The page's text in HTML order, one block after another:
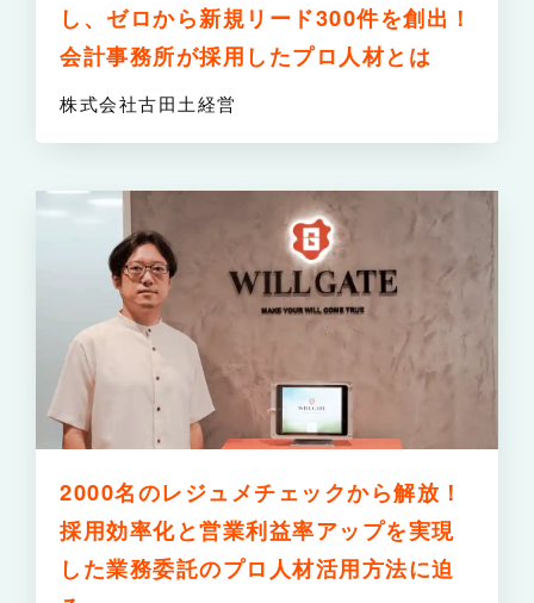
し、ゼロから新規リード300件を創出！
会計事務所が採用したプロ人材とは
株式会社古田土経営
2000名のレジュメチェックから解放！
採用効率化と営業利益率アップを実現
した業務委託のプロ人材活用方法に迫